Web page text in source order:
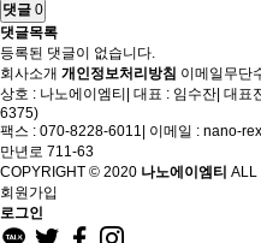
댓글 0
댓글목록
등록된 댓글이 없습니다.
회사소개 개인정보처리방침 이메일무단
상호 : 나노에이엠티
대표 : 임수잔 대표
6375)
팩스 : 070-8228-6011 이메일 : nano-
만년로 711-63
COPYRIGHT © 2020 나노에이엠티 ALL
회원가입
로그인